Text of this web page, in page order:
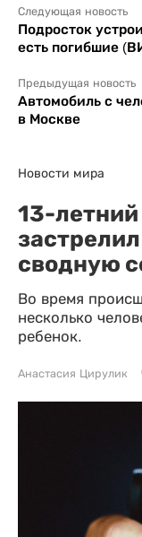
Следующая новость
Подросток
есть погибшие
Предыдущая новость
Автомобиль с
в Москве
Новости мира
13-
сводную
Во время
несколько
ребенок.
Анастасия Цирулик